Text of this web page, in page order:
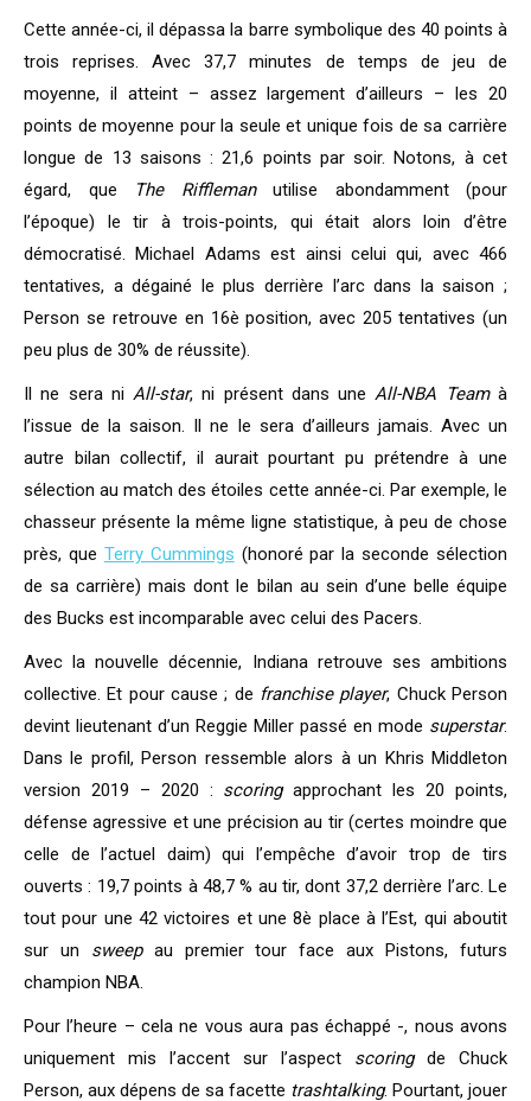
Cette année-ci, il dépassa la barre symbolique des 40 points à
trois reprises. Avec 37,7 minutes de temps de jeu de
moyenne, il atteint – assez largement d’ailleurs – les 20
points de moyenne pour la seule et unique fois de sa carrière
longue de 13 saisons : 21,6 points par soir. Notons, à cet
égard, que
The Rifflemanutilise abondamment (pour
l’époque) le tir à trois-points, qui était alors loin d’être
démocratisé. Michael Adams est ainsi celui qui, avec 466
tentatives, a dégainé le plus derrière l’arc dans la saison ;
Person se retrouve en 16è position, avec 205 tentatives (un
peu plus de 30% de réussite).
Il ne sera niAll-star, ni présent dans uneAll-NBA Teamà
l’issue de la saison. Il ne le sera d’ailleurs jamais. Avec un
autre bilan collectif, il aurait pourtant pu prétendre à une
sélection au match des étoiles cette année-ci. Par exemple, le
chasseur présente la même ligne statistique, à peu de chose
près, que Terry Cummings (honoré par la seconde sélection
de sa carrière) mais dont le bilan au sein d’une belle équipe
des Bucks est incomparable avec celui des Pacers.
Avec la nouvelle décennie, Indiana retrouve ses ambitions
collective. Et pour cause ; de franchise player, Chuck Person
devint lieutenant d’un Reggie Miller passé en mode superstar.
Dans le profil, Person ressemble alors à un Khris Middleton
version 2019 – 2020 : scoringapprochant les 20 points,
défense agressive et une précision au tir (certes moindre que
celle de l’actuel daim) qui l’empêche d’avoir trop de tirs
ouverts : 19,7 points à 48,7 % au tir, dont 37,2 derrière l’arc. Le
tout pour une 42 victoires et une 8è place à l’Est, qui aboutit
sur un sweepau premier tour face aux Pistons, futurs
champion NBA.
Pour l’heure – cela ne vous aura pas échappé -, nous avons
uniquement mis l’accent sur l’aspect scoringde Chuck
Person, aux dépens de sa facette trashtalking. Pourtant, jouer